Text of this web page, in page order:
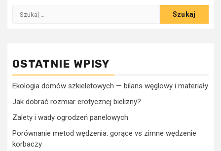
Szukaj:
OSTATNIE WPISY
Ekologia domów szkieletowych — bilans węglowy i materiały
Jak dobrać rozmiar erotycznej bielizny?
Zalety i wady ogrodzeń panelowych
Porównanie metod wędzenia: gorące vs zimne wędzenie
korbaczy